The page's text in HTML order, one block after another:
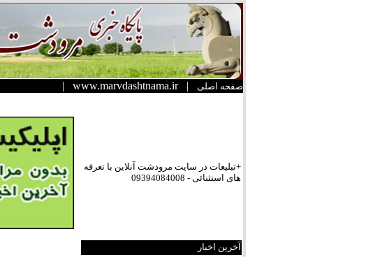
صفحه اصلی |
www.marvdashtnama.ir
|
+تبلیعات در سایت مرودشت آنلاین با تعرفه
های استثنائی - 09394084008
آخرین اخبار